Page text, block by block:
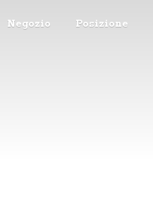
Negozio Posizione